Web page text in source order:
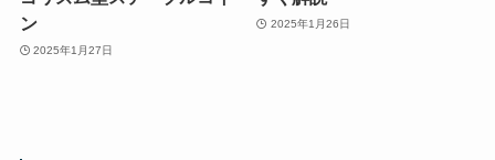
ン
2025年1月27日
2025年1月26日